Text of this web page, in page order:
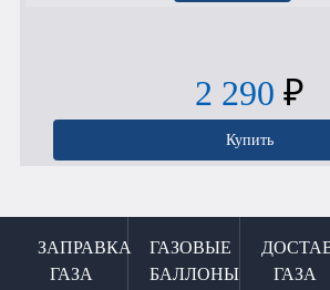
2 290 ₽
Купить
ЗАПРАВКА
ГАЗА
ГАЗОВЫЕ
БАЛЛОНЫ
ГАЗА